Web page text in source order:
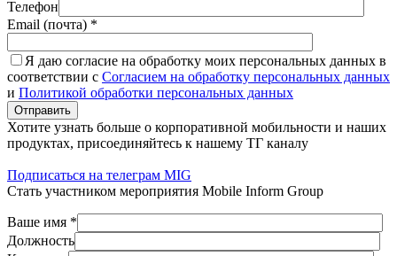
Телефон
Email (почта) *
Я даю согласие на обработку моих персональных данных в
соответствии с Согласием на обработку персональных данных
и Политикой обработки персональных данных
Отправить
Хотите узнать больше о корпоративной мобильности и наших
продуктах, присоединяйтесь к нашему ТГ каналу
Подписаться на телеграм MIG
Стать участником мероприятия Mobile Inform Group
Ваше имя *
Должность